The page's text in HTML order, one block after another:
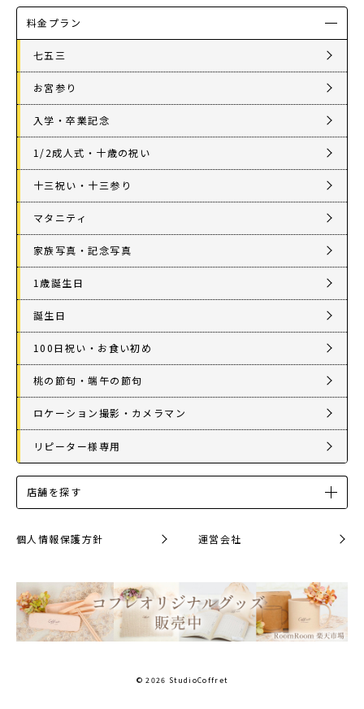
料金プラン
七五三
お宮参り
入学・卒業記念
1/2成人式・十歳の祝い
十三祝い・十三参り
マタニティ
家族写真・記念写真
1歳誕生日
誕生日
100日祝い・お食い初め
桃の節句・端午の節句
ロケーション撮影・カメラマン
リピーター様専用
店舗を探す
個人情報保護方針 運営会社
© 2026 StudioCoffret